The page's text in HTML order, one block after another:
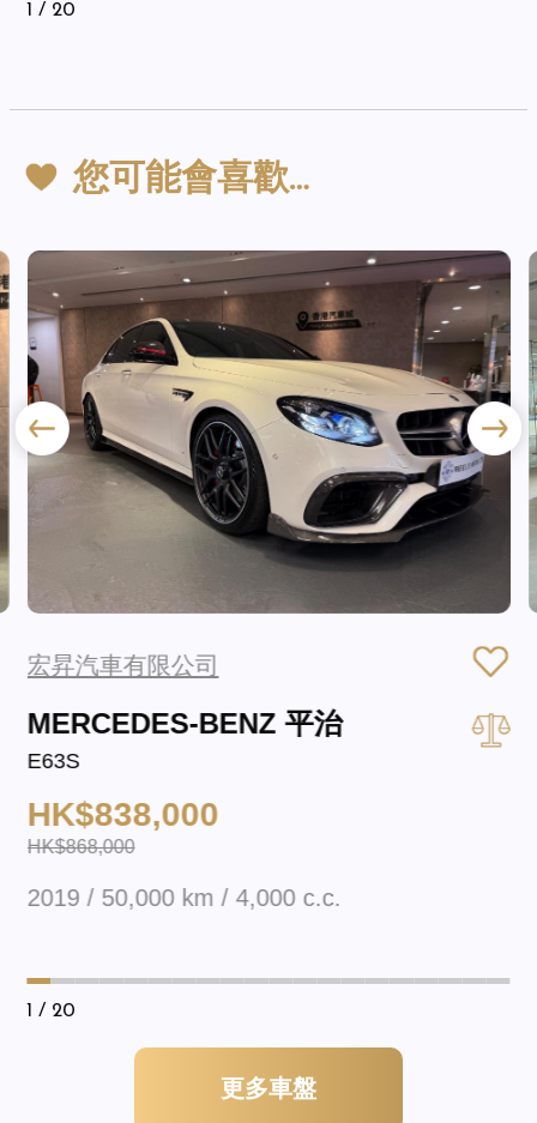
1 / 20
您可能會喜歡…
宏昇汽車有限公司
MERCEDES-BENZ 平治
E63S
HK$838,000
HK$868,000
2019 / 50,000 km / 4,000 c.c.
1 / 20
更多車盤